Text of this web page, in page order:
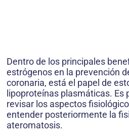
Dentro de los principales
estrógenos en la prevención
coronaria, está el papel de
lipoproteínas plasmáticas. Es
revisar los aspectos
entender posteriormente la
ateromatosis.